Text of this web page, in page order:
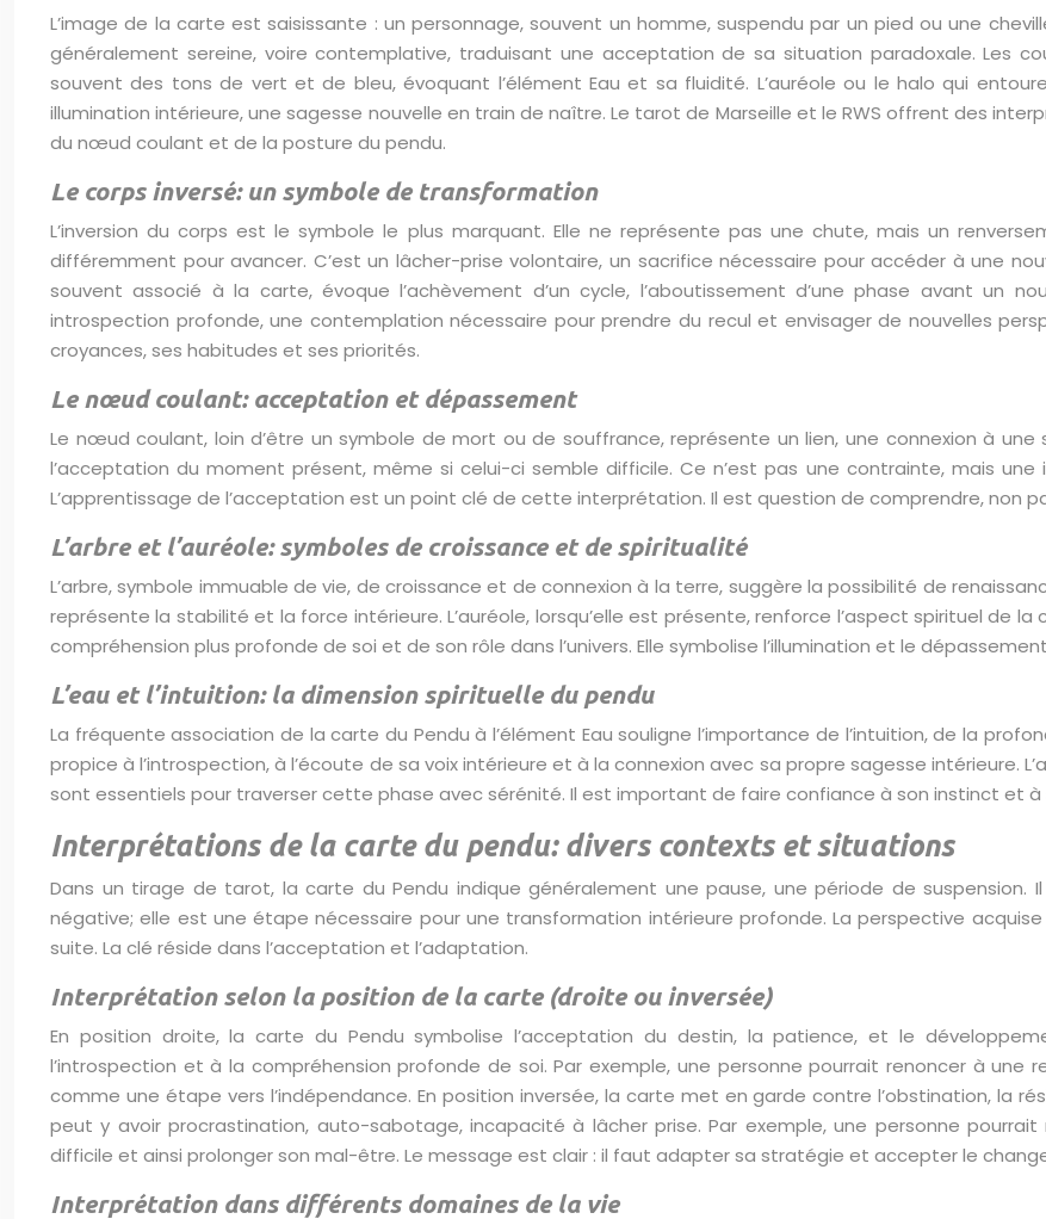
L’image de la carte est saisissante : un personnage, souvent un homme, suspendu par un pied ou une
généralement sereine, voire contemplative, traduisant une acceptation de sa situation paradoxale. Les
souvent des tons de vert et de bleu, évoquant l’élément Eau et sa fluidité. L’auréole ou le halo qui
illumination intérieure, une sagesse nouvelle en train de naître. Le tarot de Marseille et le RWS offrent des
du nœud coulant et de la posture du pendu.
Le corps inversé: un symbole de transformation
L’inversion du corps est le symbole le plus marquant. Elle ne représente pas une chute, mais un
différemment pour avancer. C’est un lâcher-prise volontaire, un sacrifice nécessaire pour accéder à une
souvent associé à la carte, évoque l’achèvement d’un cycle, l’aboutissement d’une phase avant un
introspection profonde, une contemplation nécessaire pour prendre du recul et envisager de nouvelles
croyances, ses habitudes et ses priorités.
Le nœud coulant: acceptation et dépassement
Le nœud coulant, loin d’être un symbole de mort ou de souffrance, représente un lien, une connexion à
l’acceptation du moment présent, même si celui-ci semble difficile. Ce n’est pas une contrainte, mais
L’apprentissage de l’acceptation est un point clé de cette interprétation. Il est question de comprendre, non
L’arbre et l’auréole: symboles de croissance et de spiritualité
L’arbre, symbole immuable de vie, de croissance et de connexion à la terre, suggère la possibilité de
représente la stabilité et la force intérieure. L’auréole, lorsqu’elle est présente, renforce l’aspect spirituel de
compréhension plus profonde de soi et de son rôle dans l’univers. Elle symbolise l’illumination et le
L’eau et l’intuition: la dimension spirituelle du pendu
La fréquente association de la carte du Pendu à l’élément Eau souligne l’importance de l’intuition, de la
propice à l’introspection, à l’écoute de sa voix intérieure et à la connexion avec sa propre sagesse intérieure.
sont essentiels pour traverser cette phase avec sérénité. Il est important de faire confiance à son instinct et à
Interprétations de la carte du pendu: divers contexts et situations
Dans un tirage de tarot, la carte du Pendu indique généralement une pause, une période de
négative; elle est une étape nécessaire pour une transformation intérieure profonde. La perspective
suite. La clé réside dans l’acceptation et l’adaptation.
Interprétation selon la position de la carte (droite ou inversée)
En position droite, la carte du Pendu symbolise l’acceptation du destin, la patience, et le
l’introspection et à la compréhension profonde de soi. Par exemple, une personne pourrait renoncer à
comme une étape vers l’indépendance. En position inversée, la carte met en garde contre l’obstination, la
peut y avoir procrastination, auto-sabotage, incapacité à lâcher prise. Par exemple, une personne
difficile et ainsi prolonger son mal-être. Le message est clair : il faut adapter sa stratégie et accepter le
Interprétation dans différents domaines de la vie